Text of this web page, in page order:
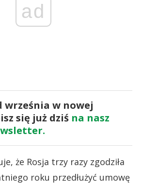
ad
września w nowej
się już dziś na nasz
że Rosja trzy razy zgodziła
roku przedłużyć umowę